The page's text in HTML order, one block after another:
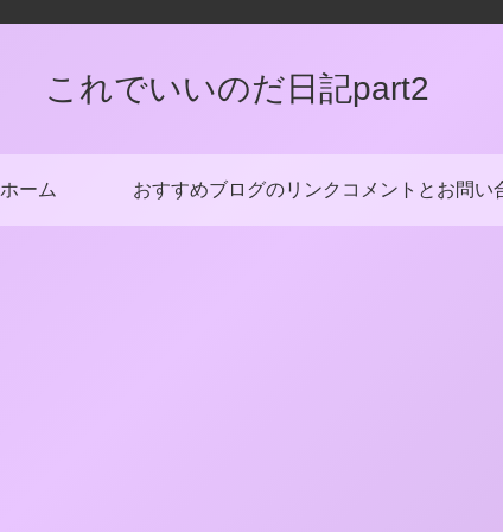
これでいいのだ日記part2
ホーム おすすめブログのリンク コメントとお問い